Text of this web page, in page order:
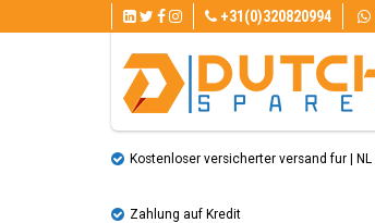
+31(0)320820994
Kostenloser versicherter versand fur |
Zahlung auf Kredit